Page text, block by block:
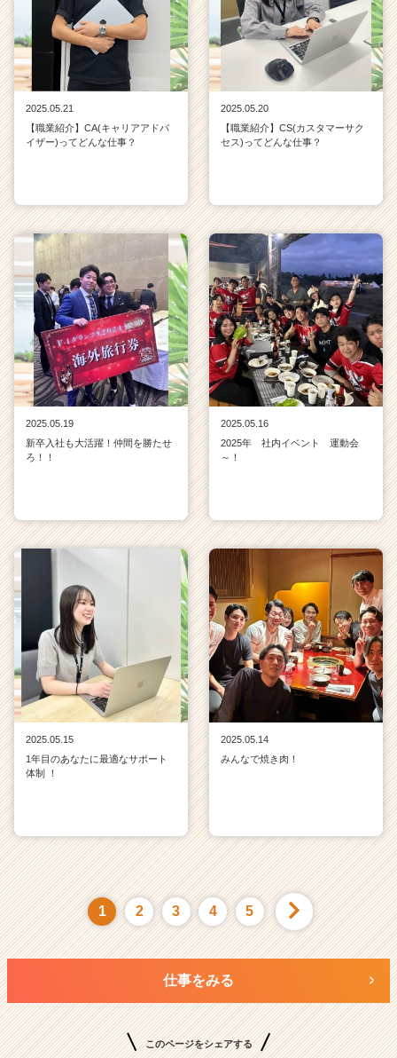
2025.05.21
【職業紹介】CA(キャリアアドバ
イザー)ってどんな仕事？
2025.05.20
【職業紹介】CS(カスタマーサク
セス)ってどんな仕事？
2025.05.19
新卒入社も大活躍！仲間を勝たせ
ろ！！
2025.05.16
2025年 社内イベント 運動会
～！
2025.05.15
1年目のあなたに最適なサポート
体制 ！
2025.05.14
みんなで焼き肉！
1 2 3 4 5
仕事をみる
このページをシェアする